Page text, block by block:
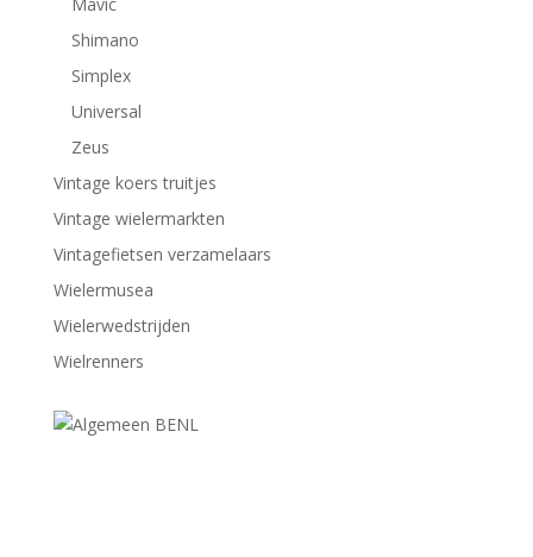
Shimano
Simplex
Universal
Zeus
Vintage koers truitjes
Vintage wielermarkten
Vintagefietsen verzamelaars
Wielermusea
Wielerwedstrijden
Wielrenners